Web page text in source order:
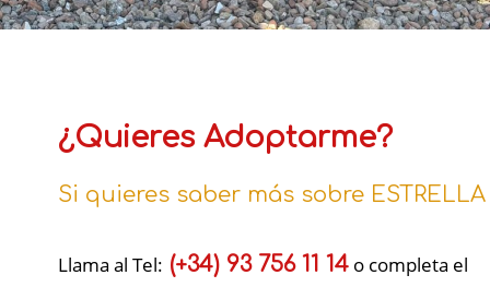
¿Quieres Adoptarme?
Si quieres saber más sobre ESTRELLA
Llama al Tel: (+34) 93 756 11 14 o completa el